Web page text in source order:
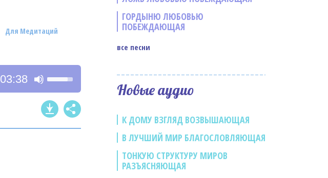
Для Медитаций
03:38
Используйте
клавиши
со
стрелками
ГОРДЫНЮ ЛЮБОВЬЮ
ПОБЕЖДАЮЩАЯ
все песни
Новые аудио
К ДОМУ ВЗГЛЯД ВОЗВЫШАЮЩАЯ
В ЛУЧШИЙ МИР БЛАГОСЛОВЛЯЮЩАЯ
ТОНКУЮ СТРУКТУРУ МИРОВ
РАЗЪЯСНЯЮЩАЯ